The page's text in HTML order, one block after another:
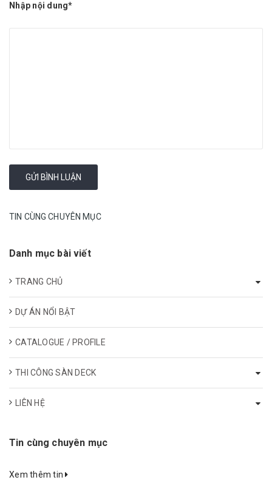
Nhập nội dung*
TIN CÙNG CHUYÊN MỤC
Danh mục bài viết
TRANG CHỦ
DỰ ÁN NỔI BẬT
CATALOGUE / PROFILE
THI CÔNG SÀN DECK
LIÊN HỆ
Tin cùng chuyên mục
Xem thêm tin